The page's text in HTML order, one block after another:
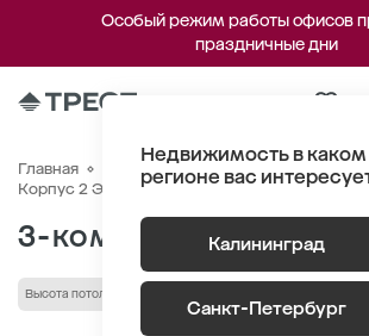
Особый режим работы офисов
праздничные дни
Недвижимость в каком
регионе вас
Калининград
Санкт-Петербург
Главная Квартиры
Корпус 2 Этаж 2
Секция 5 Квартира
3-комнатная 85 м
Высота потолка 2.75 м